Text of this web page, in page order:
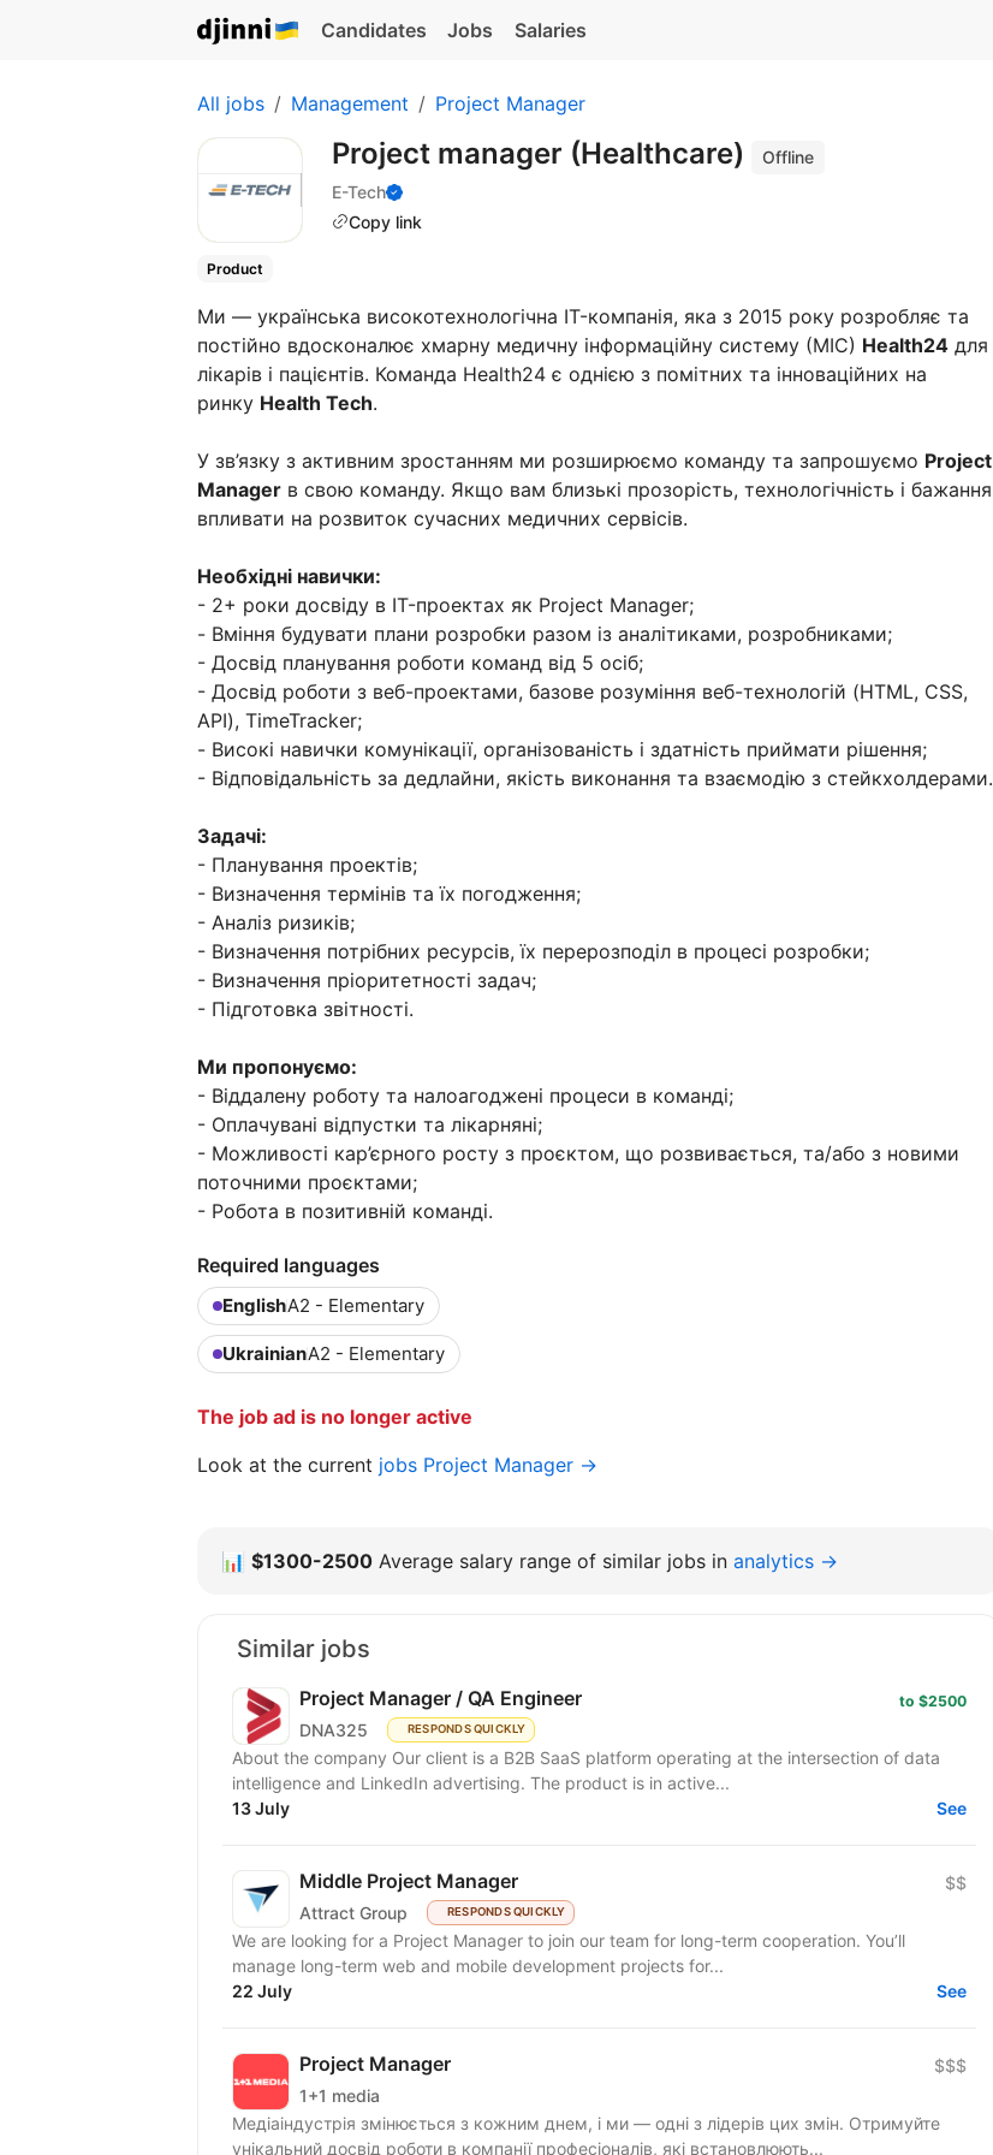
Candidates Jobs Salaries
All jobs Management Project Manager
Project manager (Healthcare)
Offline
E-Tech
Copy link
Product
Ми — українська високотехнологічна IT-компанія, яка з 2015 року розробляє та
постійно вдосконалює хмарну медичну інформаційну систему (МІС) Health24 для
лікарів і пацієнтів. Команда Health24 є однією з помітних та інноваційних на
ринку Health Tech.
У зв’язку з активним зростанням ми розширюємо команду та запрошуємо Project
Manager в свою команду. Якщо вам близькі прозорість, технологічність і бажання
впливати на розвиток сучасних медичних сервісів.
Необхідні навички:
- 2+ роки досвіду в IT-проектах як Project Manager;
- Вміння будувати плани розробки разом із аналітиками, розробниками;
- Досвід планування роботи команд від 5 осіб;
- Досвід роботи з веб-проектами, базове розуміння веб-технологій (HTML, CSS,
API), TimeTracker;
- Високі навички комунікації, організованість і здатність приймати рішення;
- Відповідальність за дедлайни, якість виконання та взаємодію з стейкхолдерами.
Задачі:
- Планування проектів;
- Визначення термінів та їх погодження;
- Аналіз ризиків;
- Визначення потрібних ресурсів, їх перерозподіл в процесі розробки;
- Визначення пріоритетності задач;
- Підготовка звітності.
Ми пропонуємо:
- Віддалену роботу та налоагоджені процеси в команді;
- Оплачувані відпустки та лікарняні;
- Можливості кар’єрного росту з проєктом, що розвивається, та/або з новими
поточними проєктами;
- Робота в позитивній команді.
Required languages
EnglishA2 - Elementary
UkrainianA2 - Elementary
The job ad is no longer active
Look at the current jobs Project Manager →
📊 $1300-2500 Average salary range of similar jobs in analytics →
Similar jobs
Project Manager / QA Engineer
DNA325 RESPONDS QUICKLY
to $2500
About the company Our client is a B2B SaaS platform operating at the intersection of data
intelligence and LinkedIn advertising. The product is in active...
13 July
See
Middle Project Manager
Attract Group RESPONDS QUICKLY
$$
We are looking for a Project Manager to join our team for long-term cooperation. You’ll
manage long-term web and mobile development projects for...
22 July
See
Project Manager
1+1 media
$$$
Медіаіндустрія змінюється з кожним днем, і ми — одні з лідерів цих змін. Отримуйте
унікальний досвід роботи в компанії професіоналів, які встановлюють...